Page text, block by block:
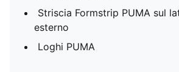
Striscia Formstrip PUMA sul
esterno
Loghi PUMA